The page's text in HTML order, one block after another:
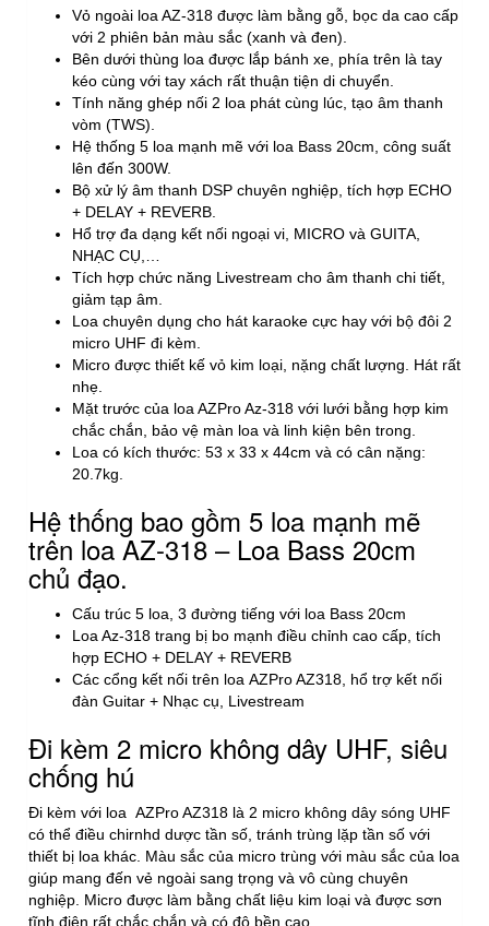
Vỏ ngoài loa AZ-318 được làm bằng gỗ, bọc da cao cấp
với 2 phiên bản màu sắc (xanh và đen).
Bên dưới thùng loa được lắp bánh xe, phía trên là tay
kéo cùng với tay xách rất thuận tiện di chuyển.
Tính năng ghép nối 2 loa phát cùng lúc, tạo âm thanh
vòm (TWS).
Hệ thống 5 loa mạnh mẽ với loa Bass 20cm, công suất
lên đến 300W.
Bộ xử lý âm thanh DSP chuyên nghiệp, tích hợp ECHO
+ DELAY + REVERB.
Hổ trợ đa dạng kết nối ngoại vi, MICRO và GUITA,
NHẠC CỤ,…
Tích hợp chức năng Livestream cho âm thanh chi tiết,
giảm tạp âm.
Loa chuyên dụng cho hát karaoke cực hay với bộ đôi 2
micro UHF đi kèm.
Micro được thiết kế vỏ kim loại, nặng chất lượng. Hát rất
nhẹ.
Mặt trước của loa AZPro Az-318 với lưới bằng hợp kim
chắc chắn, bảo vệ màn loa và linh kiện bên trong.
Loa có kích thước: 53 x 33 x 44cm và có cân nặng:
20.7kg.
Hệ thống bao gồm 5 loa mạnh mẽ
trên loa AZ-318 – Loa Bass 20cm
chủ đạo.
Cấu trúc 5 loa, 3 đường tiếng với loa Bass 20cm
Loa Az-318 trang bị bo mạnh điều chỉnh cao cấp, tích
hợp ECHO + DELAY + REVERB
Các cổng kết nối trên loa AZPro AZ318, hổ trợ kết nối
đàn Guitar + Nhạc cụ, Livestream
Đi kèm 2 micro không dây UHF, siêu
chống hú
Đi kèm với loa AZPro AZ318 là 2 micro không dây sóng UHF
có thể điều chirnhd dược tần số, tránh trùng lặp tần số với
thiết bị loa khác. Màu sắc của micro trùng với màu sắc của loa
giúp mang đến vẻ ngoài sang trọng và vô cùng chuyên
nghiệp. Micro được làm bằng chất liệu kim loại và được sơn
tĩnh điện rất chắc chắn và có độ bền cao.